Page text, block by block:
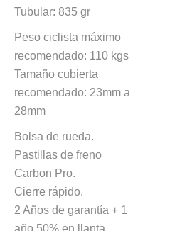
Tubular: 835 gr
Peso ciclista máximo
recomendado: 110 kgs
Tamaño cubierta
recomendado: 23mm a
28mm
Bolsa de rueda.
Pastillas de freno
Carbon Pro.
Cierre rápido.
2 Años de garantía + 1
año 50% en llanta